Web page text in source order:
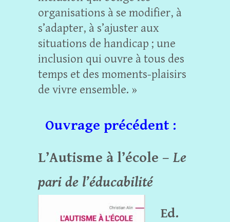
organisations à se modifier, à
s’adapter, à s’ajuster aux
situations de handicap ; une
inclusion qui ouvre à tous des
temps et des moments-plaisirs
de vivre ensemble. »
Ouvrage précédent :
L’Autisme à l’école – Le
pari de l’éducabilité
Ed.